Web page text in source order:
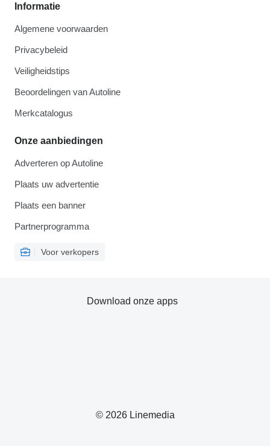
Informatie
Algemene voorwaarden
Privacybeleid
Veiligheidstips
Beoordelingen van Autoline
Merkcatalogus
Onze aanbiedingen
Adverteren op Autoline
Plaats uw advertentie
Plaats een banner
Partnerprogramma
Voor verkopers
© 2026 Linemedia
Download onze apps